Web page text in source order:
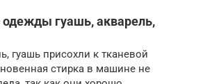
одежды гуашь, акварель,
гуашь присохли к тканевой
стирка в машине не